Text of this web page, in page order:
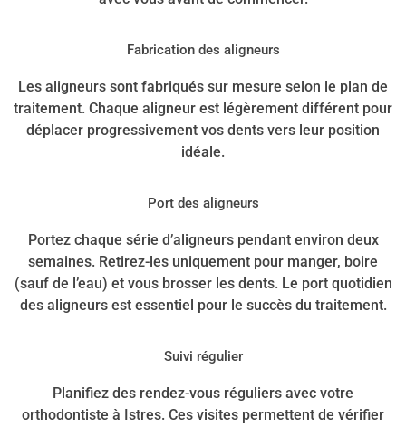
Fabrication des aligneurs
Les aligneurs sont fabriqués sur mesure selon le plan de
traitement. Chaque aligneur est légèrement différent pour
déplacer progressivement vos dents vers leur position
idéale.
Port des aligneurs
Portez chaque série d’aligneurs pendant environ deux
semaines. Retirez-les uniquement pour manger, boire
(sauf de l’eau) et vous brosser les dents. Le port quotidien
des aligneurs est essentiel pour le succès du traitement.
Suivi régulier
Planifiez des rendez-vous réguliers avec votre
orthodontiste à Istres. Ces visites permettent de vérifier